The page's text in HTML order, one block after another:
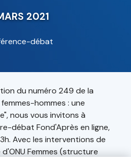
2021
débat
du numéro 249 de la
hommes : une
nous vous invitons à
débat Fond'Après en ligne,
Avec les interventions de
Femmes (structure